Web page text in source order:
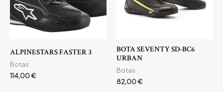
ALPINESTARS FASTER 3
Botas
114,00€
BOTA SEVENTY SD-BC6
URBAN
Botas
82,00€